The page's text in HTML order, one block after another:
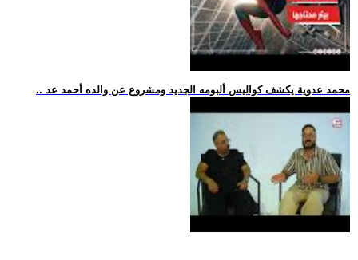
.. محمد عدوية يكشف كواليس ألبومه الجديد ومشروع عن والده أحمد عد